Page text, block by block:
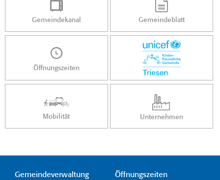
Gemeindekanal Gemeindeblatt
Öffnungszeiten
Mobilität Unternehmen
Gemeindeverwaltung
Öffnungszeiten